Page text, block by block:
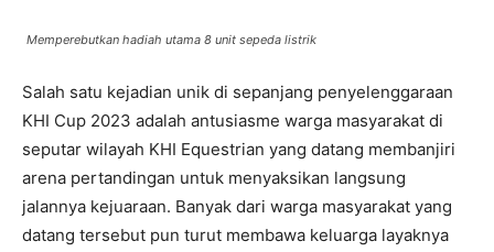
Memperebutkan hadiah utama 8 unit sepeda listrik
Salah satu kejadian unik di sepanjang penyelenggaraan
KHI Cup 2023 adalah antusiasme warga masyarakat di
seputar wilayah KHI Equestrian yang datang membanjiri
arena pertandingan untuk menyaksikan langsung
jalannya kejuaraan. Banyak dari warga masyarakat yang
datang tersebut pun turut membawa keluarga layaknya